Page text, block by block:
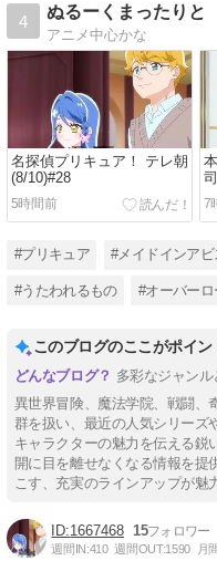
4
ぬるーくまったり
アニメ中心かな
名探偵プリキュア！ テレ朝
(8/10)#28
5時間前
7
#プリキュア #メイドインアビ
#うたわれるもの #オーバーロ
このブログのここがポイン
多彩なジャン
異世界冒険、魔法学院、戦闘、
群を扱い、最近の人気シリーズ
キャラクターの魅力を伝える鋭
開に目を離せなくなる情報を提
こす、充実のラインアップが魅
1667468 15
週間IN:410 週間OUT:1590 月